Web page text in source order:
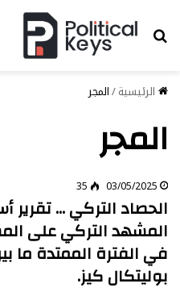
بحث عن
الرئيسية/المجر
المجر
03/05/2025
35
الحصاد التركي … تقرير
المشهد التركي على
بوليتكال كيز.